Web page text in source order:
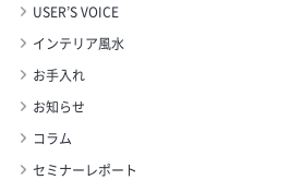
USER’S VOICE
インテリア風水
お手入れ
お知らせ
コラム
セミナーレポート